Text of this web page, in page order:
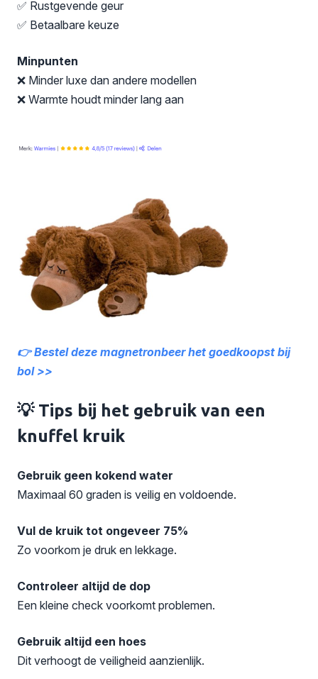
✅ Rustgevende geur
✅ Betaalbare keuze
Minpunten
❌ Minder luxe dan andere modellen
❌ Warmte houdt minder lang aan
👉 Bestel deze magnetronbeer het goedkoopst bij
bol >>
💡 Tips bij het gebruik van een
knuffel kruik
Gebruik geen kokend water
Maximaal 60 graden is veilig en voldoende.
Vul de kruik tot ongeveer 75%
Zo voorkom je druk en lekkage.
Controleer altijd de dop
Een kleine check voorkomt problemen.
Gebruik altijd een hoes
Dit verhoogt de veiligheid aanzienlijk.